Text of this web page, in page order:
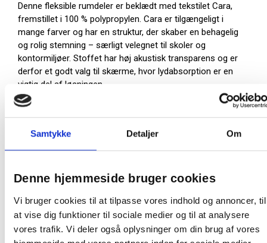
Samtykke Detaljer Om
Denne hjemmeside bruger cookies
Vi bruger cookies til at tilpasse vores indhold og annoncer, til
at vise dig funktioner til sociale medier og til at analysere
vores trafik. Vi deler også oplysninger om din brug af vores
Denne fleksible rumdeler er beklædt med tekstilet Cara,
fremstillet i 100 % polypropylen. Cara er tilgængeligt i
mange farver og har en struktur, der skaber en behagelig
og rolig stemning – særligt velegnet til skoler og
kontormiljøer. Stoffet har høj akustisk transparens og er
derfor et godt valg til skærme, hvor lydabsorption er en
vigtig del af løsningen.
Cara bærer EU Ecolabel, som er din garanti for et
miljømærket valg.
Skærmen er designet af Christian Halleröd.
Skærmvæggens tykkelse er 40 mm
Mål (BxH): 80 x 165 cm (højden er inkl. fødder
Stof farve: Grøn (EJ185)
Kantliste: Sort
Bemærk: